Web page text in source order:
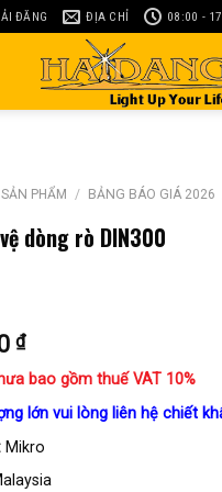
ĐĂNG ĐỊA CHỈ 08:00 -
SẢN PHẨM / BẢNG BÁO GIÁ 2026
dòng rò DIN300
₫
bao gồm thuế VAT 10%
lớn vui lòng liên hệ chiết
Mikro